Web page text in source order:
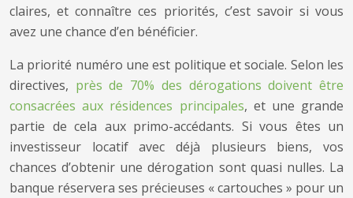
claires, et connaître ces priorités, c’est savoir si vous
avez une chance d’en bénéficier.
La priorité numéro une est politique et sociale. Selon les
directives, près de 70% des dérogations doivent être
consacrées aux résidences principales, et une grande
partie de cela aux primo-accédants. Si vous êtes un
investisseur locatif avec déjà plusieurs biens, vos
chances d’obtenir une dérogation sont quasi nulles. La
banque réservera ses précieuses « cartouches » pour un